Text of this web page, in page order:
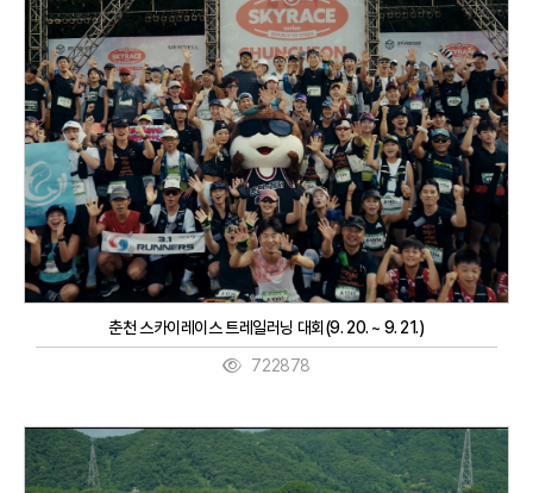
춘천 스카이레이스 트레일러닝 대회(9. 20. ~ 9. 21.)
722878